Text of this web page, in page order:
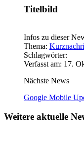
Titelbild
Infos zu dieser
Thema:
Schlagwörter:
Verfasst am: 17.
Nächste News
Google Mobile
Weitere aktuelle